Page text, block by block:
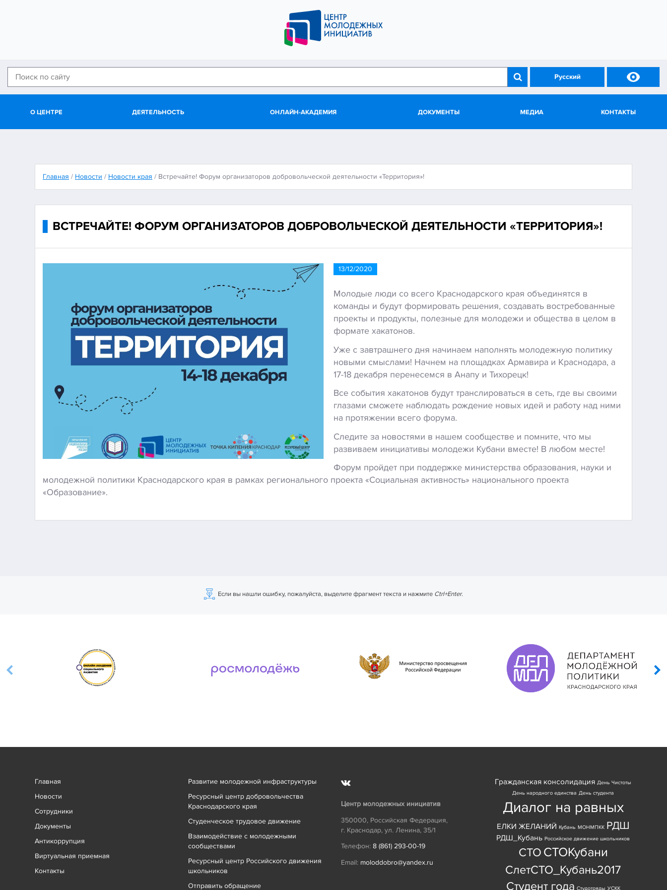
Русский 
О ЦЕНТРЕ ДЕЯТЕЛЬНОСТЬ ОНЛАЙН-АКАДЕМИЯ ДОКУМЕНТЫ МЕДИА КОНТАКТЫ
Главная / Новости / Новости края / Встречайте! Форум организаторов добровольческой деятельности «Территория»!
ВСТРЕЧАЙТЕ! ФОРУМ ОРГАНИЗАТОРОВ ДОБРОВОЛЬЧЕСКОЙ ДЕЯТЕЛЬНОСТИ «ТЕРРИТОРИЯ»!
13/12/2020
Молодые люди со всего Краснодарского края объединятся в
команды и будут формировать решения, создавать востребованные
проекты и продукты, полезные для молодежи и общества в целом в
формате хакатонов.
Уже с завтрашнего дня начинаем наполнять молодежную политику
новыми смыслами! Начнем на площадках Армавира и Краснодара, а
17-18 декабря перенесемся в Анапу и Тихорецк!
Все события хакатонов будут транслироваться в сеть, где вы своими
глазами сможете наблюдать рождение новых идей и работу над ними
на протяжении всего форума.
Следите за новостями в нашем сообществе и помните, что мы
развиваем инициативы молодежи Кубани вместе! В любом месте!
Форум пройдет при поддержке министерства образования, науки и
молодежной политики Краснодарского края в рамках регионального проекта «Социальная активность» национального проекта
«Образование».
Если вы нашли ошибку, пожалуйста, выделите фрагмент текста и нажмите Ctrl+Enter.
Главная
Новости
Сотрудники
Документы
Антикоррупция
Виртуальная приемная
Контакты
Развитие молодежной инфраструктуры
Ресурсный центр добровольчества
Краснодарского края
Студенческое трудовое движение
Взаимодействие с молодежными
сообществами
Ресурсный центр Российского движения
школьников
Отправить обращение
Центр молодежных инициатив
350000, Российская Федерация,
г. Краснодар, ул. Ленина, 35/1
Телефон: 8 (861) 293-00-19
Email: moloddobro@yandex.ru
Гражданская консолидация День Чистоты
День народного единства День студента
Диалог на равных
ЕЛКИ ЖЕЛАНИЙ Кубань МОНМПКК РДШ
РДШ_Кубань Российское движение школьников
СТО СТОКубани
СлетСТО_Кубань2017
Студент года Студотряды УСКК